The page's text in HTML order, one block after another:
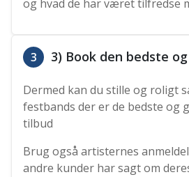
og hvad de har været tilfredse
3 3) Book den bedste og
Dermed kan du stille og roligt
festbands der er de bedste og
tilbud
Brug også artisternes
andre kunder har sagt om